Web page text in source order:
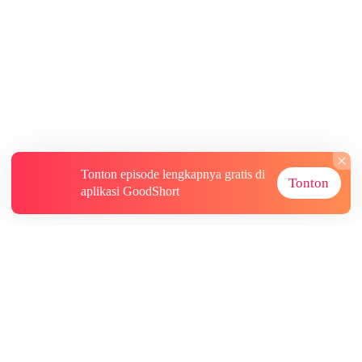
Tonton episode lengkapnya gratis di
aplikasi GoodShort
Tonton